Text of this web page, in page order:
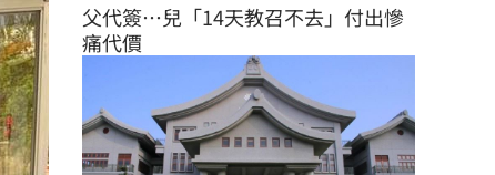
父代簽…兒「14天教召不去」付出慘
痛代價